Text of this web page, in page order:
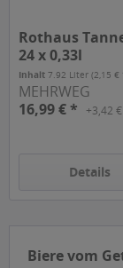
Rothaus
24 x 0,33l
Inhalt7.92 Liter(2,15
MEHRWEG
16,99 € *
+3,42
Details
Biere vom